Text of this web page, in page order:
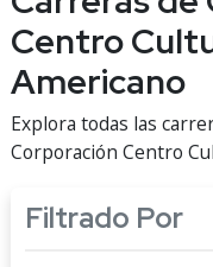
Centro
Americano
Explora todas las
Corporación Centro
Filtrado Por